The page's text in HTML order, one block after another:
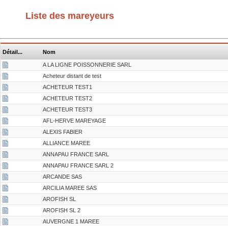
Liste des mareyeurs
Détail... Nom
A LA LIGNE POISSONNERIE SARL
Acheteur distant de test
ACHETEUR TEST1
ACHETEUR TEST2
ACHETEUR TEST3
AFL-HERVE MAREYAGE
ALEXIS FABIER
ALLIANCE MAREE
ANNAPAU FRANCE SARL
ANNAPAU FRANCE SARL 2
ARCANDE SAS
ARCILIA MAREE SAS
AROFISH SL
AROFISH SL 2
AUVERGNE 1 MAREE